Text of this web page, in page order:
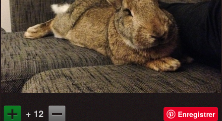
+ 12 Enregistrer